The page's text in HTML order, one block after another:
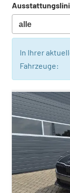
In Ihrer
Fahrzeuge: